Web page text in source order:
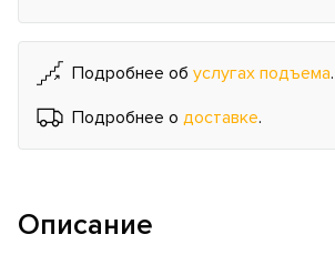
Подробнее об услугах подъема.
Подробнее о доставке.
Описание